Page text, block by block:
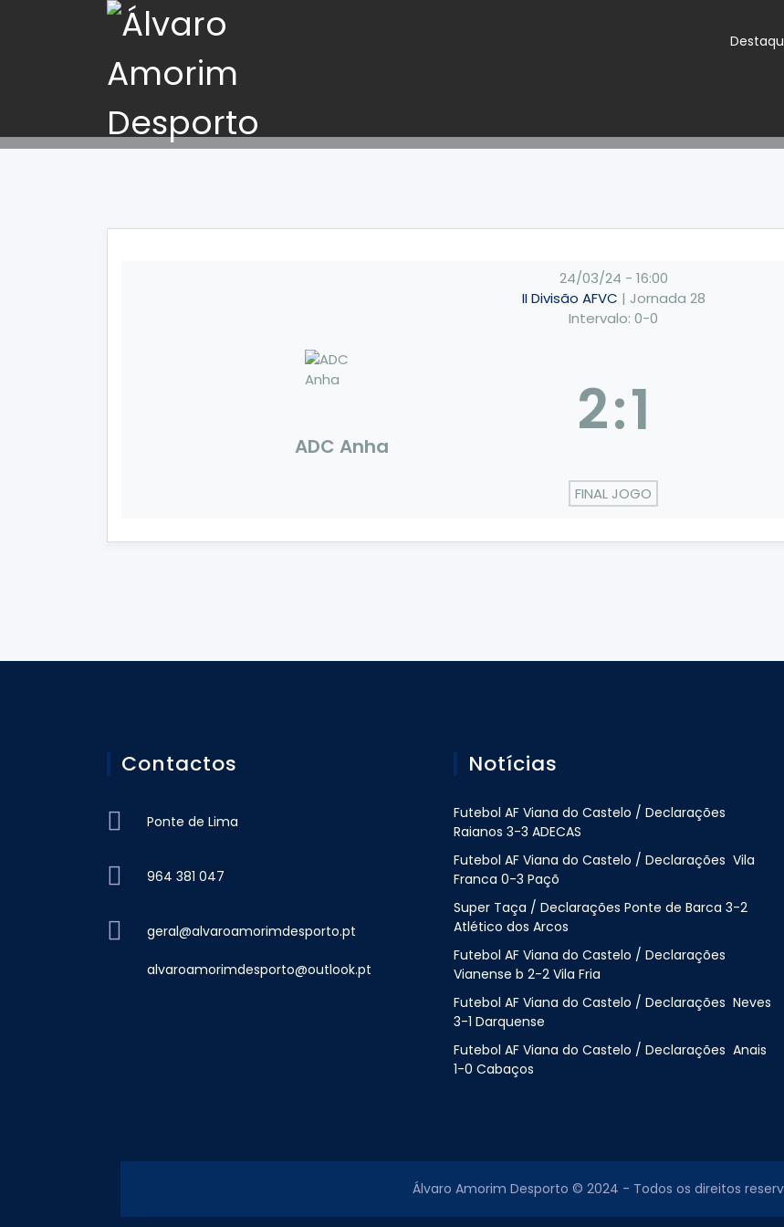
24/03/24 - 16:00
II Divisão AFVC | Jornada 28
Intervalo: 0-0
ADC Anha 2:1
FINAL JOGO
Contactos
Ponte de Lima
964 381 047
geral@alvaroamorimdesporto.pt
alvaroamorimdesporto@outlook.pt
Notícias
Futebol AF Viana do Castelo / Declarações
Raianos 3-3 ADECAS
Futebol AF Viana do Castelo / Declarações Vila
Franca 0-3 Paçõ
Super Taça / Declarações Ponte de Barca 3-2
Atlético dos Arcos
Futebol AF Viana do Castelo / Declarações
Vianense b 2-2 Vila Fria
Futebol AF Viana do Castelo / Declarações Neves
3-1 Darquense
Futebol AF Viana do Castelo / Declarações Anais
1-0 Cabaços
Álvaro Amorim Desporto © 2024 - Todos os direitos